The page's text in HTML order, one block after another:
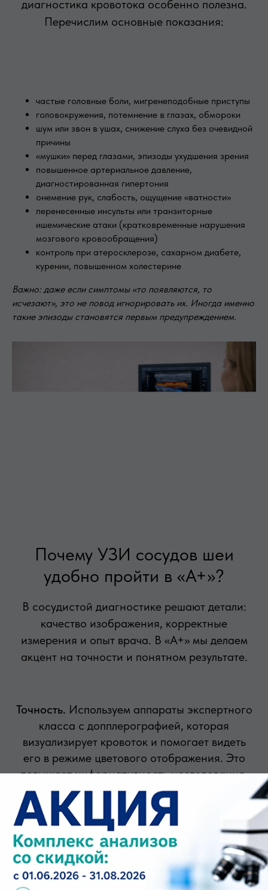
диагностика кровотока особенно полезна.
Перечислим основные показания:
частые головные боли, мигренеподобные приступы
головокружения, потемнение в глазах, обмороки
шум или звон в ушах, снижение слуха без очевидной
причины
«мушки» перед глазами, эпизоды ухудшения зрения
повышенное артериальное давление,
диагностированная гипертония
онемение рук, слабость, ощущение «ватности»
перенесенные инсульты или транзиторные
ишемические атаки (кратковременные нарушения
мозгового кровообращения)
контроль при атеросклерозе, сахарном диабете,
курении, повышенном холестерине
Важно: даже если симптомы «то появляются, то
исчезают», это не повод игнорировать их. Иногда именно
такие эпизоды становятся первым предупреждением.
Почему УЗИ сосудов шеи
удобно пройти в «А+»?
В сосудистой диагностике решают детали:
качество изображения, корректные
измерения и опыт врача. В «А+» мы делаем
акцент на точности и понятном результате.
Точность. Используем аппараты экспертного
класса с допплерографией, которая
визуализирует кровоток и помогает видеть
его в режиме цветового отображения. Это
повышает информативность исследования.
Опыт.Врачи-диагносты умеют оценивать
сосудистые изменения и корректно
описывать их, чтобы заключение было